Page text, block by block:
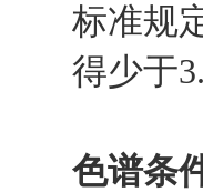
标准规
得少于
色谱条